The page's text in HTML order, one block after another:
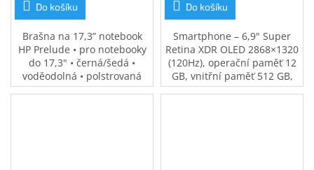
Do košíku
Brašna na 17,3” notebook
HP Prelude • pro notebooky
do 17,3" • černá/šedá •
voděodolná • polstrovaná
přihrádka na notebook •
Do košíku
Smartphone – 6,9" Super
Retina XDR OLED 2868×1320
(120Hz), operační paměť 12
GB, vnitřní paměť 512 GB,
single SIM + eSIM, procesor